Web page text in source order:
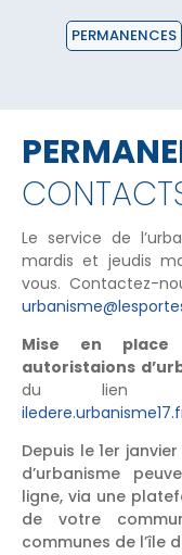
PERMANENCES
Le service de
mardis et jeudis
vous. Contactez-
Mise en place
autoristaions
du lien
Depuis le 1er
d’urbanisme
ligne, via une
de votre
communes de l’île